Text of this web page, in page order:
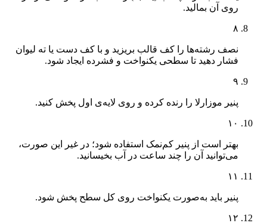
روی آن بمالید.
نصف رشته‌ها را کف قالب بریزید و با کف دست یا ته لیوان
فشار دهید تا سطحی یکنواخت و فشرده ایجاد شود.
پنیر موزارلا را رنده کرده و روی لایه‌ی اول پخش کنید.
بهتر است از پنیر کم‌نمک استفاده شود؛ در غیر این صورت،
می‌توانید آن را چند ساعت در آب بخیسانید.
پنیر باید به‌صورت یکنواخت روی کل سطح پخش شود.